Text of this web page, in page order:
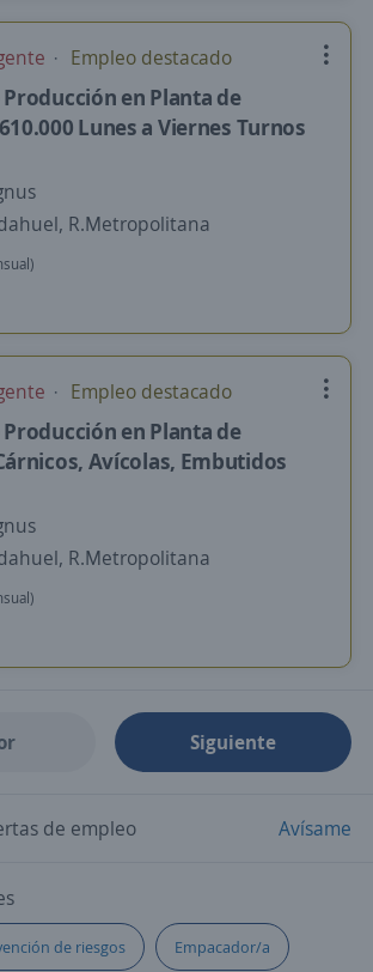
Empleo destacado
en Planta de
Lunes a Viernes Turnos
R.Metropolitana
Empleo destacado
en Planta de
Avícolas, Embutidos
R.Metropolitana
Siguiente
de empleo Avísame
de riesgos Empacador/a